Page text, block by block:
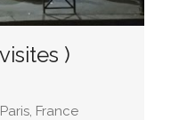
)
France